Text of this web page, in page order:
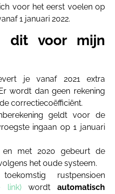
voor het eerst voelen op
1 januari 2022.
dit voor mijn
je vanaf 2021 extra
wordt dan geen rekening
correctiecoëfficiënt.
geldt voor de
ingaan op 1 januari
met 2020 gebeurt de
het oude systeem.
rustpensioen
link)wordt automatisch